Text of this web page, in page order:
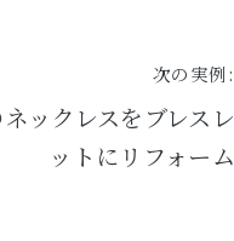
次の実例:
ックレスをブレスレ
ットにリフォーム